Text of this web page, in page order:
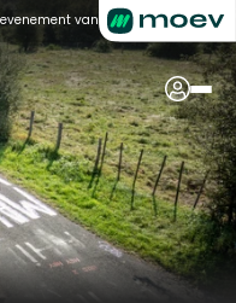
evenement van